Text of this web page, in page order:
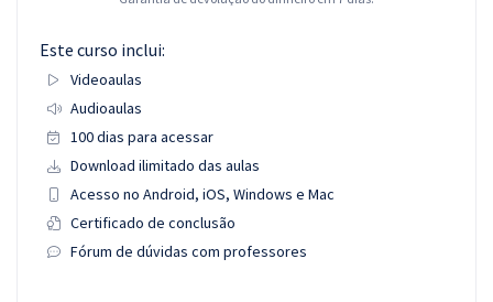
Este curso inclui:
Videoaulas
Audioaulas
100 dias para acessar
Download ilimitado das aulas
Acesso no Android, iOS, Windows e Mac
Certificado de conclusão
Fórum de dúvidas com professores